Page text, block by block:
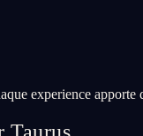
experience apporte